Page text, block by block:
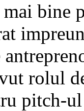
bine
rolul
pitch-